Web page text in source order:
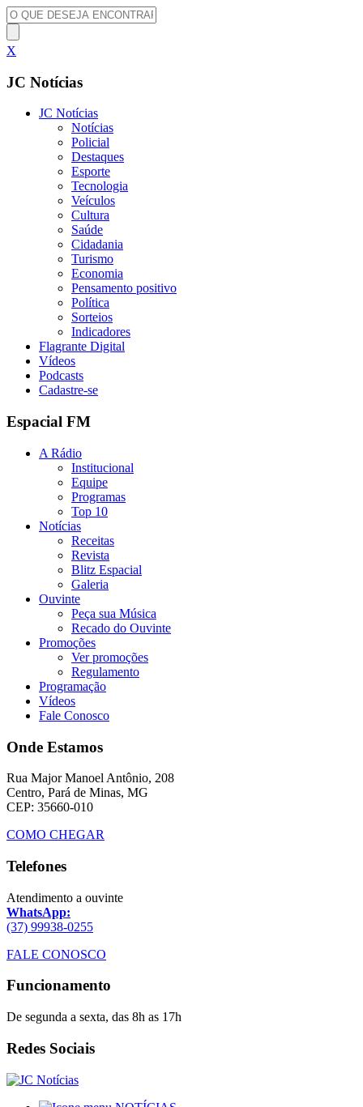
X
JC Notícias
JC Notícias
Notícias
Policial
Destaques
Esporte
Tecnologia
Veículos
Cultura
Saúde
Cidadania
Turismo
Economia
Pensamento positivo
Política
Sorteios
Indicadores
Flagrante Digital
Vídeos
Podcasts
Cadastre-se
Espacial FM
A Rádio
Institucional
Equipe
Programas
Top 10
Notícias
Receitas
Revista
Blitz Espacial
Galeria
Ouvinte
Peça sua Música
Recado do Ouvinte
Promoções
Ver promoções
Regulamento
Programação
Vídeos
Fale Conosco
Onde Estamos
Rua Major Manoel Antônio, 208
Centro, Pará de Minas, MG
CEP: 35660-010
COMO CHEGAR
Telefones
Atendimento a ouvinte
WhatsApp:
(37) 99938-0255
FALE CONOSCO
Funcionamento
De segunda a sexta, das 8h as 17h
Redes Sociais